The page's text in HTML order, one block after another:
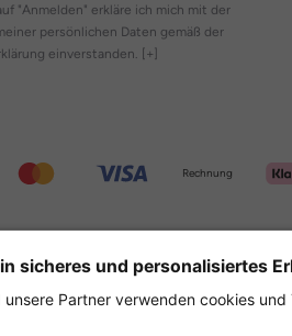
"Anmelden" erkläre ich mich mit der
persönlichen Daten gemäß der
einverstanden. [+]
Rechnung